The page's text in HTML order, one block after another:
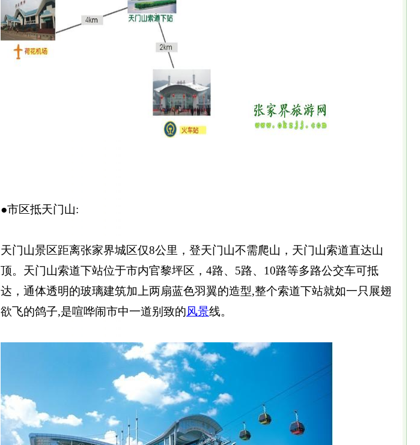
●市区抵天门山:
天门山景区距离张家界城区仅8公里，登天门山不需爬山，天门山索道直达山
顶。天门山索道下站位于市内官黎坪区，4路、5路、10路等多路公交车可抵
达，通体透明的玻璃建筑加上两扇蓝色羽翼的造型,整个索道下站就如一只展翅
欲飞的鸽子,是喧哗闹市中一道别致的风景线。